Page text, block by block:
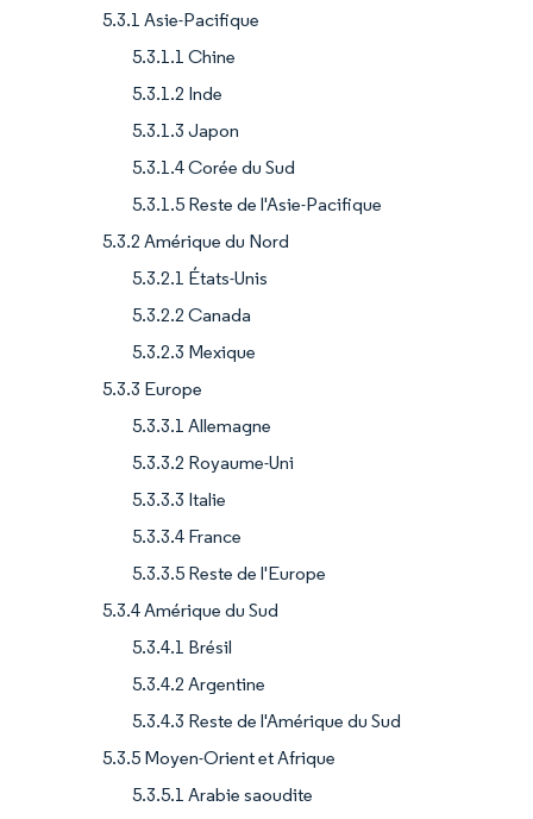
5.3.1 Asie-Pacifique
5.3.1.1 Chine
5.3.1.2 Inde
5.3.1.3 Japon
5.3.1.4 Corée du Sud
5.3.1.5 Reste de l'Asie-Pacifique
5.3.2 Amérique du Nord
5.3.2.1 États-Unis
5.3.2.2 Canada
5.3.2.3 Mexique
5.3.3 Europe
5.3.3.1 Allemagne
5.3.3.2 Royaume-Uni
5.3.3.3 Italie
5.3.3.4 France
5.3.3.5 Reste de l'Europe
5.3.4 Amérique du Sud
5.3.4.1 Brésil
5.3.4.2 Argentine
5.3.4.3 Reste de l'Amérique du Sud
5.3.5 Moyen-Orient et Afrique
5.3.5.1 Arabie saoudite